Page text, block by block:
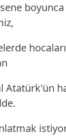
sene
Atatürk'ün